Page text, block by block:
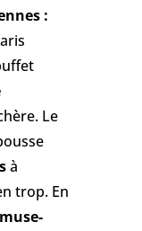
:
Le
à
trop. En